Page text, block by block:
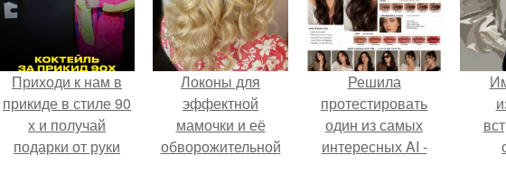
Приходи к нам в
прикиде в стиле 90
х и получай
подарки от руки
Локоны для
эффектной
мамочки и её
обворожительной
Решила
протестировать
один из самых
интересных AI -